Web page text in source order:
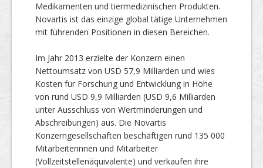
Medikamenten und tiermedizinischen Produkten.
Novartis ist das einzige global tätige Unternehmen
mit führenden Positionen in diesen Bereichen.
Im Jahr 2013 erzielte der Konzern einen
Nettoumsatz von USD 57,9 Milliarden und wies
Kosten für Forschung und Entwicklung in Höhe
von rund USD 9,9 Milliarden (USD 9,6 Milliarden
unter Ausschluss von Wertminderungen und
Abschreibungen) aus. Die Novartis
Konzerngesellschaften beschäftigen rund 135 000
Mitarbeiterinnen und Mitarbeiter
(Vollzeitstellenäquivalente) und verkaufen ihre